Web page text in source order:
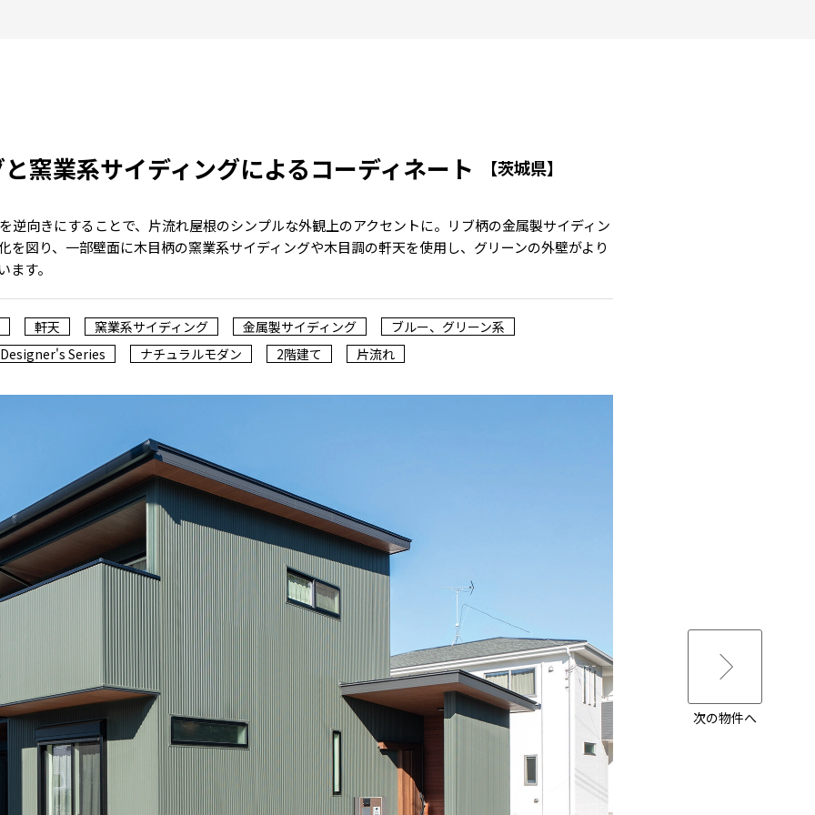
窯業系サイディングによるコーディネート 【茨城県】
逆向きにすることで、片流れ屋根のシンプルな外観上のアクセントに。リブ柄の金属製サイディン
を図り、一部壁面に木目柄の窯業系サイディングや木目調の軒天を使用し、グリーンの外壁がより
す。
軒天 窯業系サイディング 金属製サイディング
ブルー、グリーン系
Designer's Series
ナチュラルモダン 2階建て 片流れ
次の物件へ